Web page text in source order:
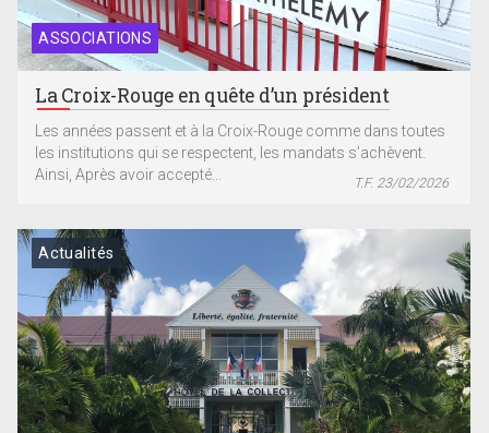
ASSOCIATIONS
La Croix-Rouge en quête d’un président
Les années passent et à la Croix-Rouge comme dans toutes
les institutions qui se respectent, les mandats s’achèvent.
Ainsi, Après avoir accepté...
T.F. 23/02/2026
Actualités